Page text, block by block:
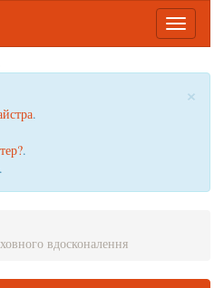
Toggle
×
.
.
.
вдосконалення